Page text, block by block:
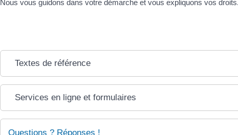
Nous vous guidons dans votre démarche et vous expliquons vos droits.
Textes de référence
Services en ligne et formulaires
Questions ? Réponses !